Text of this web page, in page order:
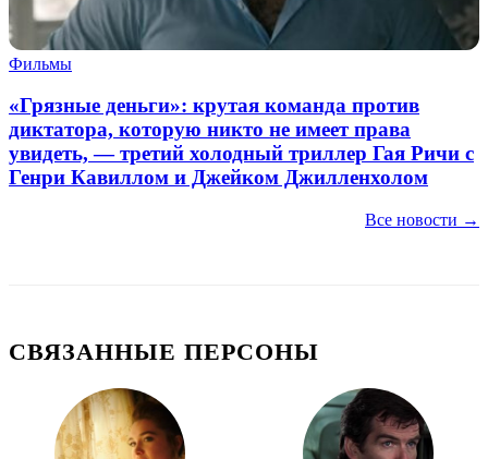
Фильмы
«Грязные деньги»: крутая команда против
диктатора, которую никто не имеет права
увидеть, — третий холодный триллер Гая Ричи с
Генри Кавиллом и Джейком Джилленхолом
Все новости →
СВЯЗАННЫЕ ПЕРСОНЫ